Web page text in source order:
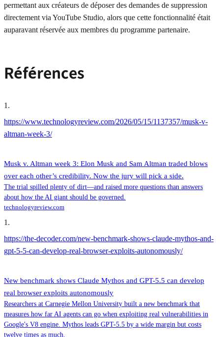
permettant aux créateurs de déposer des demandes de suppression
directement via YouTube Studio, alors que cette fonctionnalité était
auparavant réservée aux membres du programme partenaire.
Références
1.
https://www.technologyreview.com/2026/05/15/1137357/musk-v-
altman-week-3/
Musk v. Altman week 3: Elon Musk and Sam Altman traded blows
over each other’s credibility. Now the jury will pick a side.
The trial spilled plenty of dirt—and raised more questions than answers
about how the AI giant should be governed.
technologyreview.com
1 .
https://the-decoder.com/new-benchmark-shows-claude-mythos-and-
gpt-5-5-can-develop-real-browser-exploits-autonomously/
New benchmark shows Claude Mythos and GPT-5.5 can develop
real browser exploits autonomously
Researchers at Carnegie Mellon University built a new benchmark that
measures how far AI agents can go when exploiting real vulnerabilities in
Google's V8 engine. Mythos leads GPT-5.5 by a wide margin but costs
twelve times as much.